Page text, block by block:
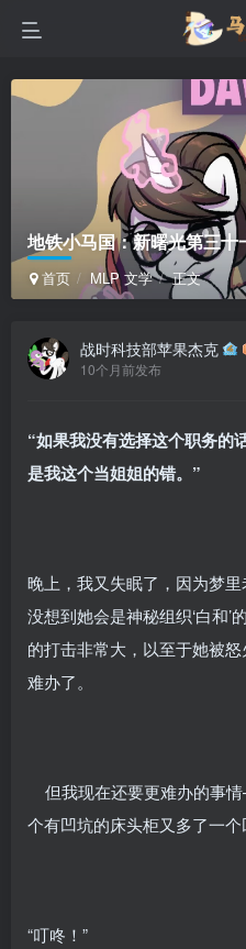
地铁小马国：新曙光第三十
首页 MLP 文学 正文
战时科技部苹果杰克
10个月前发布
“如果我没有选择这个职务的
是我这个当姐姐的错。”
晚上，我又失眠了，因为梦
没想到她会是神秘组织‘白和
的打击非常大，以至于她被
难办了。
但我现在还要更难办的事
个有凹坑的床头柜又多了一个
“叮咚！”